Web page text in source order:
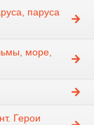
паруса
море,
Герои